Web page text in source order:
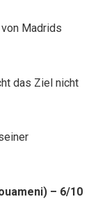
Madrids
das Ziel nicht
– 6/10